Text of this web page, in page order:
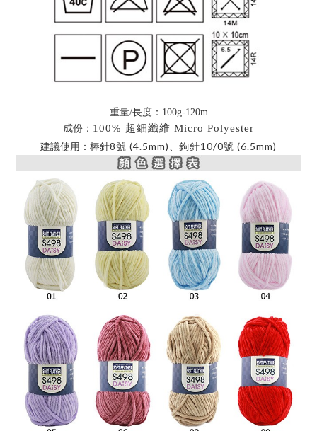
重量/長度：100g-120m
成份： 100% 超細纖維 Micro Polyester
建議使用：棒針8號 (4.5mm) 鉤針10/0號 (6.5mm)